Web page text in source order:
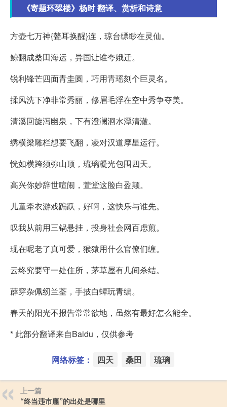
《寄题环翠楼》杨时 翻译、赏析和诗意
方壶七万神{聱耳换醒}连，琼台缥缈在灵仙。
鲸翻成桑田海运，异国让谁夸娥迁。
锐利锋芒四面青圭圆，巧用青瑶刻个巨灵名。
揉风洗下净非常秀丽，修眉毛浮在空中秀争夺美。
清溪回旋泻幽泉，下有澄澜洄水潭清澈。
绣横梁雕栏想要飞翻，凌对汉道摩星运行。
恍如横跨须弥山顶，琉璃凝光包围四天。
高兴你妙辞世喧闹，萱堂这脸白盈颠。
儿童牵衣游戏蹁跃，好啊，这快乐与谁先。
叹我从前用三锅悬挂，投身社会网百虑煎。
现在呢老了真可爱，猴猿用什么官僚们缠。
云终究要守一处住所，茅草屋有几间杀结。
薜穿杂佩纫兰荃，手披白蟫玩青编。
春天的阳光不报告常常欲地，虽然有最好怎么能全。
* 此部分翻译来自Baidu，仅供参考
网络标签： 四天 桑田 琉璃
上一篇
“终当违市廛”的出处是哪里